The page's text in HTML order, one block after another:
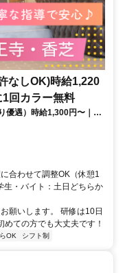
なしOK)時給1,220
回カラー無料
優遇）時給1,300円〜｜営
合わせて調整OK（休憩1
・バイト：土日どちらか
願いします。 研修は10日
ての方でも大丈夫です！
OK シフト制